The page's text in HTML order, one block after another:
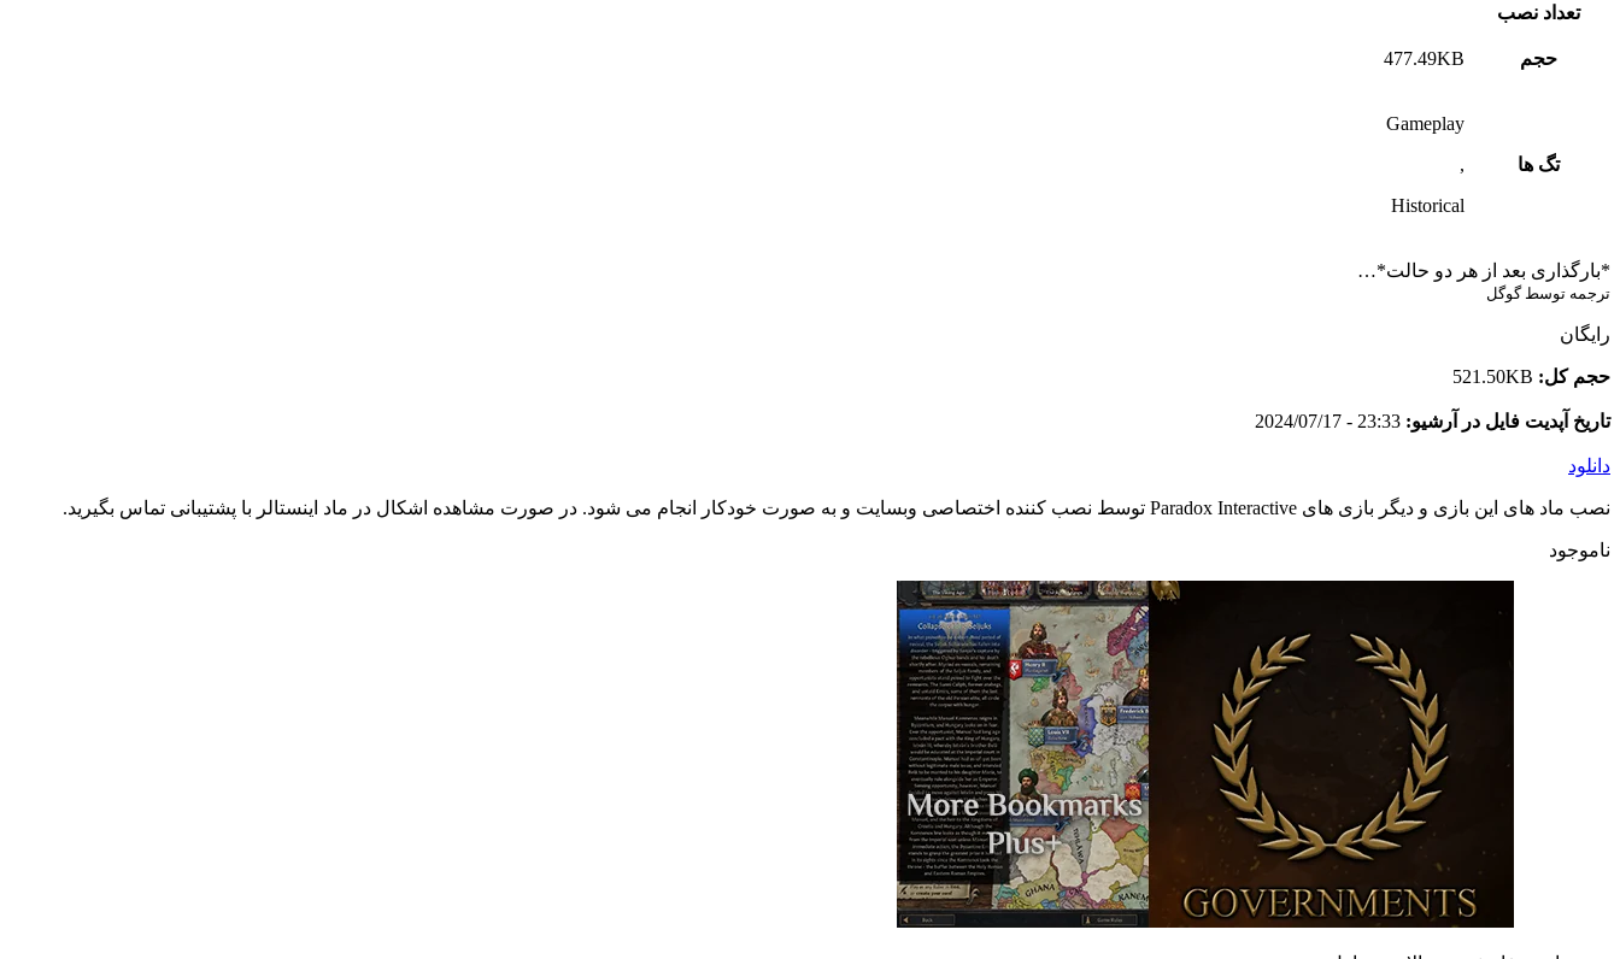
تعداد نصب
حجم 477.49KB
تگ ها
Gameplay
,
Historical
*بارگذاری بعد از هر دو حالت*…
ترجمه توسط گوگل
رایگان
حجم کل: 521.50KB
تاریخ آپدیت فایل در آرشیو: 23:33 - 2024/07/17
دانلود
نصب ماد های این بازی و دیگر بازی های Paradox Interactive توسط نصب کننده اختصاصی وبسایت و به صورت خودکار انجام می شود. در صورت مشاهده اشکال در ماد اینستالر با پشتیبانی تماس بگیرید.
ناموجود